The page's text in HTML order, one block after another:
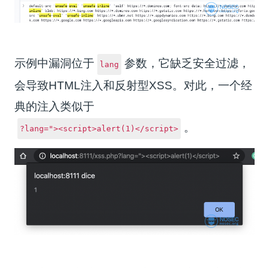
示例中漏洞位于 lang
参数，它缺乏安全过滤，
会导致HTML注入和反射型XSS。对此，一个经
典的注入类似于
?lang="><script>alert(1)</script> 。